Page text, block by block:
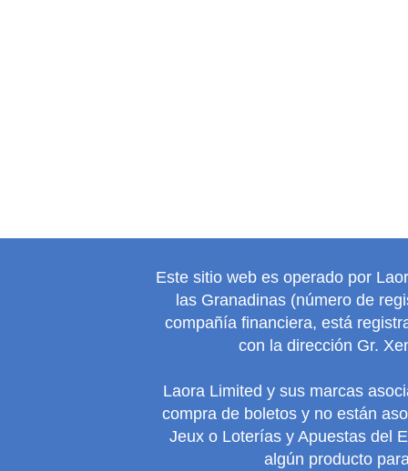
Este sitio web es operado por
las Granadinas (número de
compañía financiera, está
con la dirección Gr.
Laora Limited y sus marcas
compra de boletos y no están
Jeux o Loterías y Apuestas del
algún producto